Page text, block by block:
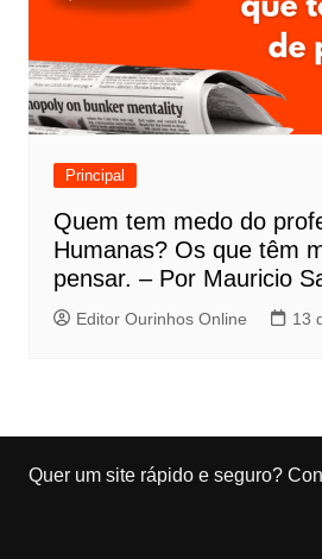
Principal
Quem tem medo do
Humanas? Os que têm
pensar. – Por Mauricio
Editor Ourinhos Online 13
Quer um site rápido e seguro?